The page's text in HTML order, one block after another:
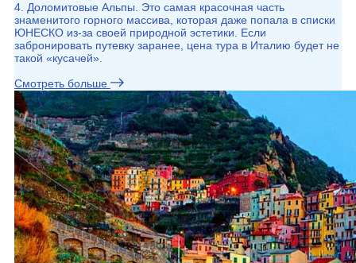
4. Доломитовые Альпы. Это самая красочная часть
знаменитого горного массива, которая даже попала в списки
ЮНЕСКО из-за своей природной эстетики. Если
забронировать путевку заранее, цена тура в Италию будет не
такой «кусачей».
Смотреть больше